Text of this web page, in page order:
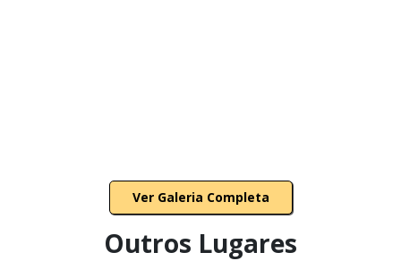
Ver Galeria Completa
Outros Lugares